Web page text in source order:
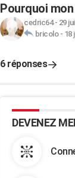
Pourquoi
cedric64- 29
bricolo- 18
6 réponses
DEVENEZ